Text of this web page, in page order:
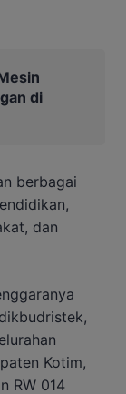
di
berbagai
dan
Kotim,
RW 014